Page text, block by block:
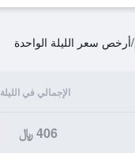
/أرخص سعر الليلة الواحدة
الإجمالي في الليلة
406 ﷼